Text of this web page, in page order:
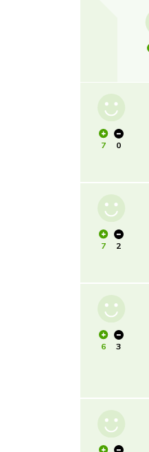
7 0
7 2
6 3